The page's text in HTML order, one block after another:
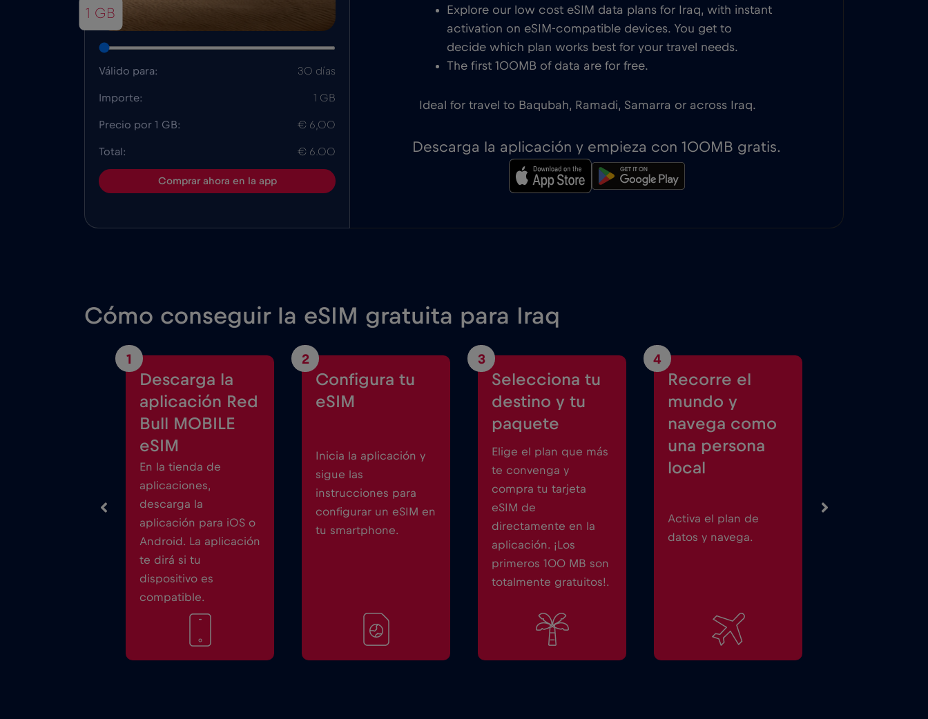
1 GB
Válido para: 30 días
Importe: 1 GB
Precio por 1 GB: € 6,00
Total: € 6.00
Comprar ahora en la app
Explore our low cost eSIM data plans for Iraq, with instant
activation on eSIM-compatible devices. You get to
decide which plan works best for your travel needs.
The first 100MB of data are for free.
Ideal for travel to Baqubah, Ramadi, Samarra or across Iraq.
Descarga la aplicación y empieza con 100MB gratis.
Cómo conseguir la eSIM gratuita para Iraq
1
Descarga la
aplicación Red
Bull MOBILE
eSIM
En la tienda de
aplicaciones,
descarga la
aplicación para iOS o
Android. La aplicación
te dirá si tu
dispositivo es
compatible.
2
Configura tu
eSIM
Inicia la aplicación y
sigue las
instrucciones para
configurar un eSIM en
tu smartphone.
3
Selecciona tu
destino y tu
paquete
Elige el plan que más
te convenga y
compra tu tarjeta
eSIM de
directamente en la
aplicación. ¡Los
primeros 100 MB son
totalmente gratuitos!.
4
Recorre el
mundo y
navega como
una persona
local
Activa el plan de
datos y navega.